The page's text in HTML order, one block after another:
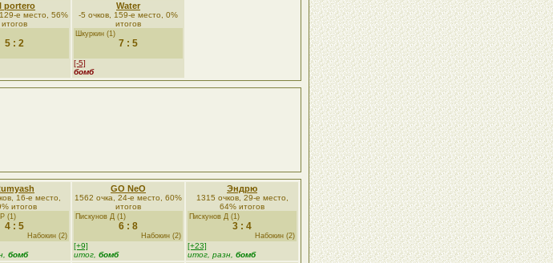
portero
е место, 56%
итогов
5 : 2
Water
-5 очков, 159-е место, 0%
итогов
Шкуркин (1)
7 : 5
[-5]
бомб
16-е место,
итогов
(1)
4 : 5
Набокин (2)
бомб
GO NeO
1562 очка, 24-е место, 60%
итогов
Пискунов Д (1)
6 : 8
Набокин (2)
[+9]
итог, бомб
Эндрю
1315 очков, 29-е место,
64% итогов
Пискунов Д (1)
3 : 4
Набокин (2)
[+23]
итог, разн, бомб